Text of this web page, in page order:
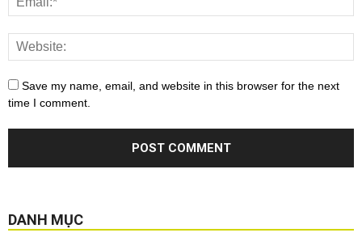
Save my name, email, and website in this browser for the next
time I comment.
DANH MỤC